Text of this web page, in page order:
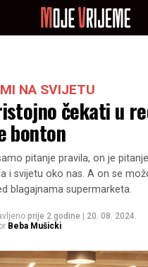
NA SVIJETU
čekati u
bonton
pitanje pravila, on je
i svijetu oko nas. A on se
blagajnama supermarketa.
prije 2 godine
20. 08. 2024.
Beba Mušicki